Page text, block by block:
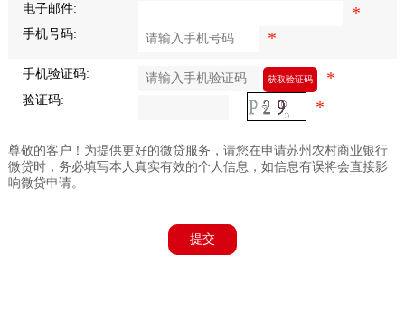
电子邮件: *
手机号码: *
手机验证码: 获取验证码 *
验证码: *
尊敬的客户！为提供更好的微贷服务，请您在申请苏州农村商业银行
微贷时，务必填写本人真实有效的个人信息，如信息有误将会直接影
响微贷申请。